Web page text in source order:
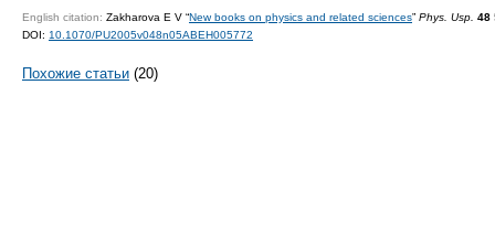
English citation: Zakharova E V “New books on physics and related sciences” Phys. Usp. 48
DOI: 10.1070/PU2005v048n05ABEH005772
Похожие статьи (20)